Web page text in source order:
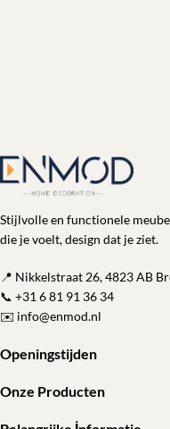
Stijlvolle en functionele
die je voelt, design dat je ziet.
📍 Nikkelstraat 26, 4823 AB
📞 +31 6 81 91 36 34
✉️ info@enmod.nl
Openingstijden
Onze Producten